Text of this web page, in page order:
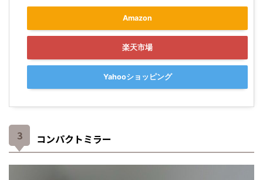
Amazon
楽天市場
Yahooショッピング
コンパクトミラー